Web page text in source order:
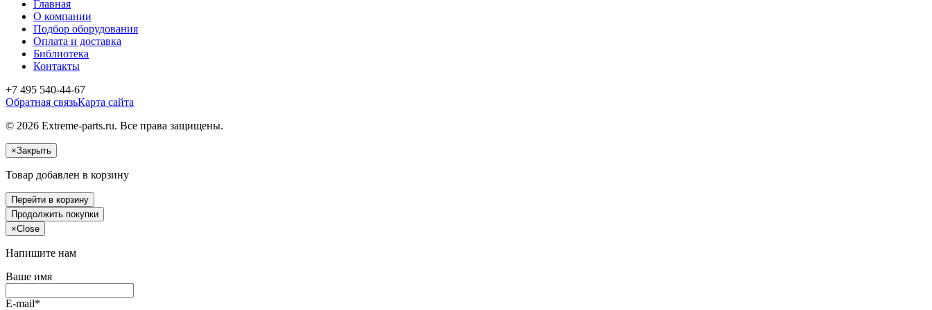
Главная
О компании
Подбор оборудования
Оплата и доставка
Библиотека
Контакты
+7 495 540-44-67
Обратная связьКарта сайта
© 2026 Extreme-parts.ru. Все права защищены.
×Закрыть
Товар добавлен в корзину
Перейти в корзину
Продолжить покупки
×Close
Напишите нам
Ваше имя
E-mail*